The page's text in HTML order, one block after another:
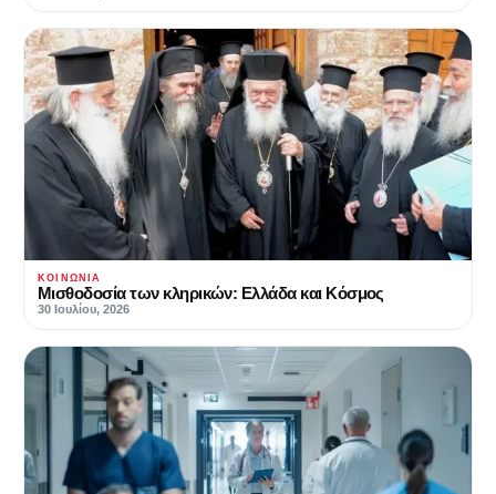
ΚΟΙΝΩΝΊΑ
Μισθοδοσία των κληρικών: Ελλάδα και Κόσμος
30 Ιουλίου, 2026